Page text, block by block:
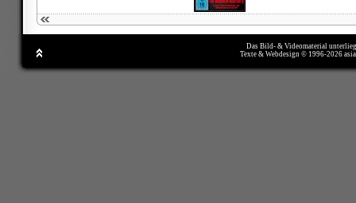
Das Bild- & Videomaterial
Texte & Webdesign © 1996-2026